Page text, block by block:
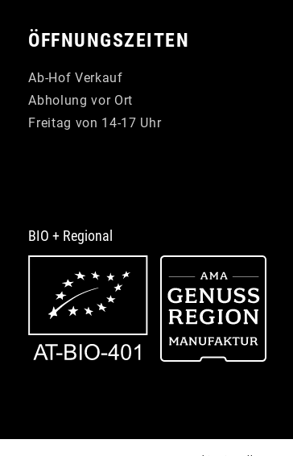
ÖFFNUNGSZEITEN
Ab-Hof Verkauf
Abholung vor Ort
Freitag von 14-17 Uhr
BIO + Regional